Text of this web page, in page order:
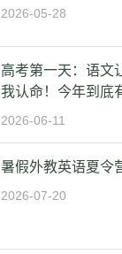
2026-05-28
高考第一天：语文
我认命！今年到底
2026-06-11
暑假外教英语夏令
2026-07-20